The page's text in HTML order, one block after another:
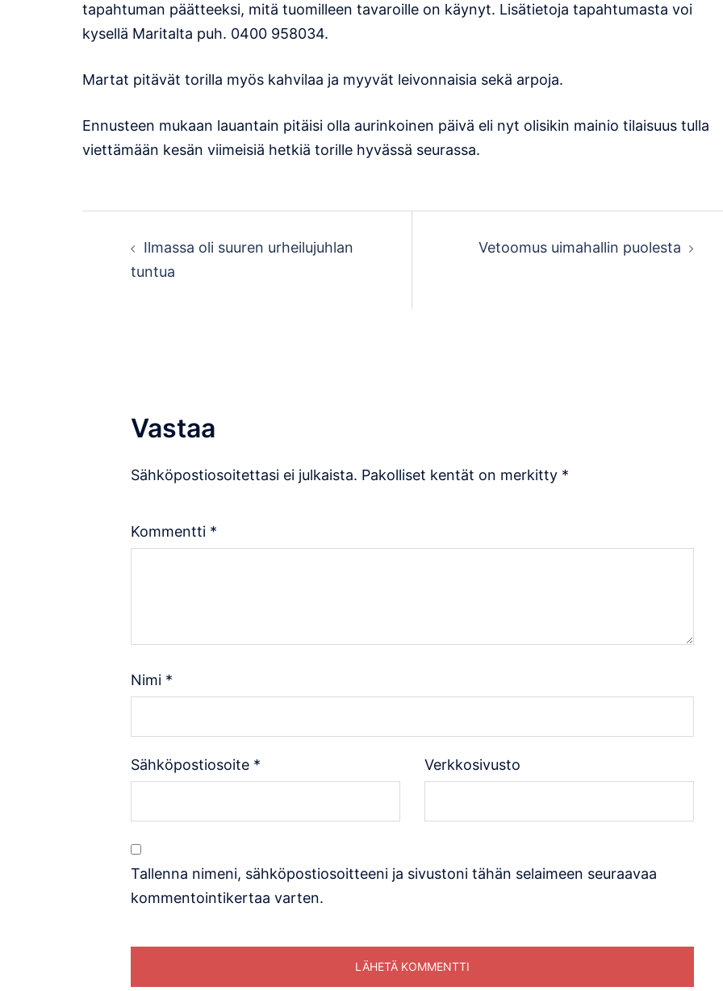
tapahtuman päätteeksi, mitä tuomilleen tavaroille on käynyt. Lisätietoja tapahtumasta voi
kysellä Maritalta puh. 0400 958034.
Martat pitävät torilla myös kahvilaa ja myyvät leivonnaisia sekä arpoja.
Ennusteen mukaan lauantain pitäisi olla aurinkoinen päivä eli nyt olisikin mainio tilaisuus tulla
viettämään kesän viimeisiä hetkiä torille hyvässä seurassa.
navigation
Ilmassa oli suuren urheilujuhlan
tuntua
Vetoomus uimahallin puolesta
Vastaa
Sähköpostiosoitettasi ei julkaista. Pakolliset kentät on merkitty *
Kommentti *
Nimi *
Sähköpostiosoite * Verkkosivusto
Tallenna nimeni, sähköpostiosoitteeni ja sivustoni tähän selaimeen seuraavaa
kommentointikertaa varten.